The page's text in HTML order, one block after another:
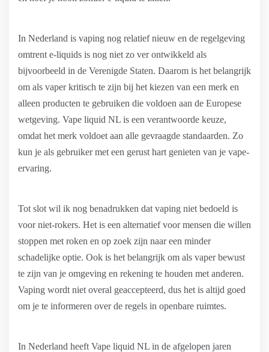
In Nederland is vaping nog relatief nieuw en de regelgeving
omtrent e-liquids is nog niet zo ver ontwikkeld als
bijvoorbeeld in de Verenigde Staten. Daarom is het belangrijk
om als vaper kritisch te zijn bij het kiezen van een merk en
alleen producten te gebruiken die voldoen aan de Europese
wetgeving. Vape liquid NL is een verantwoorde keuze,
omdat het merk voldoet aan alle gevraagde standaarden. Zo
kun je als gebruiker met een gerust hart genieten van je vape-
ervaring.
Tot slot wil ik nog benadrukken dat vaping niet bedoeld is
voor niet-rokers. Het is een alternatief voor mensen die willen
stoppen met roken en op zoek zijn naar een minder
schadelijke optie. Ook is het belangrijk om als vaper bewust
te zijn van je omgeving en rekening te houden met anderen.
Vaping wordt niet overal geaccepteerd, dus het is altijd goed
om je te informeren over de regels in openbare ruimtes.
In Nederland heeft Vape liquid NL in de afgelopen jaren